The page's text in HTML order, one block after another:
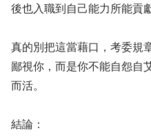
後也入職到自己能力所能貢
真的別把這當藉口，考委規
鄙視你，而是你不能自怨自
而活。
結論：